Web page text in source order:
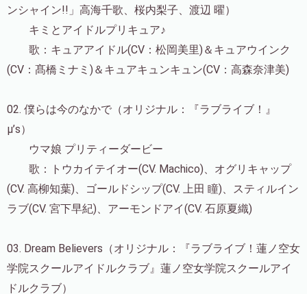
ンシャイン!!」高海千歌、桜内梨子、渡辺 曜）
キミとアイドルプリキュア♪
歌：キュアアイドル(CV：松岡美里)＆キュアウインク
(CV：髙橋ミナミ)＆キュアキュンキュン(CV：高森奈津美)
02. 僕らは今のなかで（オリジナル：『ラブライブ！』
μ’s）
ウマ娘 プリティーダービー
歌：トウカイテイオー(CV. Machico)、オグリキャップ
(CV. 高柳知葉)、ゴールドシップ(CV. 上田 瞳)、スティルイン
ラブ(CV. 宮下早紀)、アーモンドアイ(CV. 石原夏織)
03. Dream Believers（オリジナル：『ラブライブ！蓮ノ空女
学院スクールアイドルクラブ』蓮ノ空女学院スクールアイ
ドルクラブ）